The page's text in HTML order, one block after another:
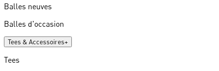
Balles neuves
Balles d'occasion
Tees & Accessoires+
Tees